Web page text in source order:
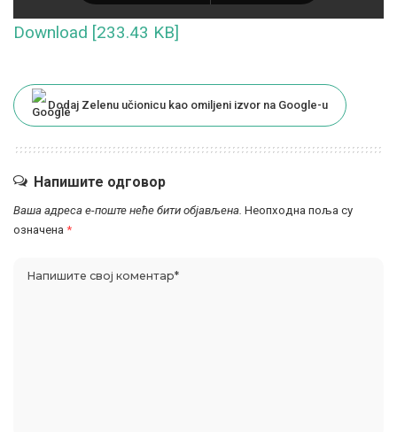
Download [233.43 KB]
Dodaj Zelenu učionicu kao omiljeni izvor na Google-u
Напишите одговор
Ваша адреса е-поште неће бити објављена. Неопходна поља су
означена *